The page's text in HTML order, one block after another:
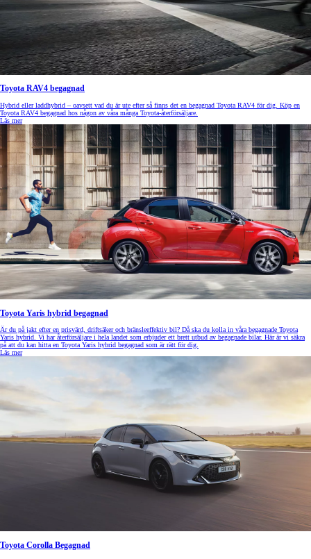
Toyota RAV4 begagnad
Hybrid eller laddhybrid – oavsett vad du är ute efter så finns det en begagnad Toyota RAV4 för dig. Köp en
Toyota RAV4 begagnad hos någon av våra många Toyota-återförsäljare.
Läs mer
Toyota Yaris hybrid begagnad
Är du på jakt efter en prisvärd, driftsäker och bränsleeffektiv bil? Då ska du kolla in våra begagnade Toyota
Yaris hybrid. Vi har återförsäljare i hela landet som erbjuder ett brett utbud av begagnade bilar. Här är vi säkra
på att du kan hitta en Toyota Yaris hybrid begagnad som är rätt för dig.
Läs mer
Toyota Corolla Begagnad